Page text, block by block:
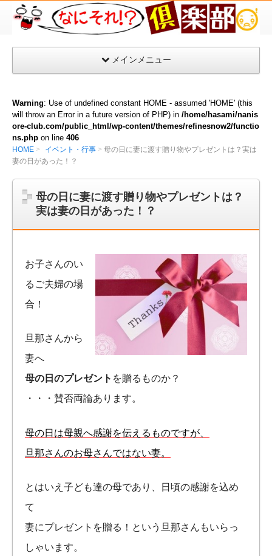
な
そ
部
メインメニュー
Warning: Use of undefined constant HOME - assumed 'HOME' (this
will throw an Error in a future version of PHP) in /home/hasami/nanis
ore-club.com/public_html/wp-content/themes/refinesnow2/functio
ns.php on line 406
HOME イベント・行事
母の日に妻に渡す贈り物やプレゼントは？実は
妻の日があった！？
母の日に妻に渡す贈り物やプレゼントは？
実は妻の日があった！？
お子さんのい
るご夫婦の場
合！
旦那さんから
妻へ
母の日のプレゼント を贈るものか？
・・・賛否両論あります。
母の日は母親へ感謝を伝えるものですが、
旦那さんのお母さんではない妻。
とはいえ子ども達の母であり、日頃の感謝を込め
て
妻にプレゼントを贈る！という旦那さんもいらっ
しゃいます。